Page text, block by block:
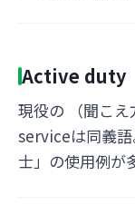
Active duty
現役の （聞こ
serviceは同義
士」の使用例が